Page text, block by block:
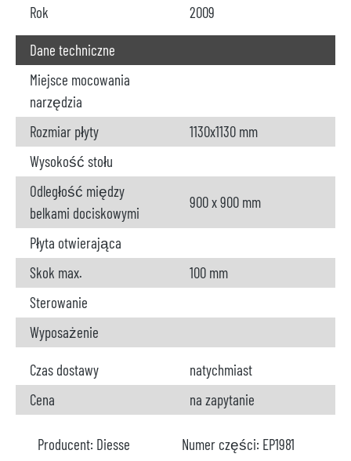
Rok
2009
Dane techniczne
Miejsce mocowania
narzędzia
Rozmiar płyty
1130x1130 mm
Wysokość stołu
Odległość między
belkami dociskowymi
900 x 900 mm
Płyta otwierająca
Skok max.
100 mm
Sterowanie
Wyposażenie
Czas dostawy
natychmiast
Cena
na zapytanie
Producent: Diesse Numer części: EP1981